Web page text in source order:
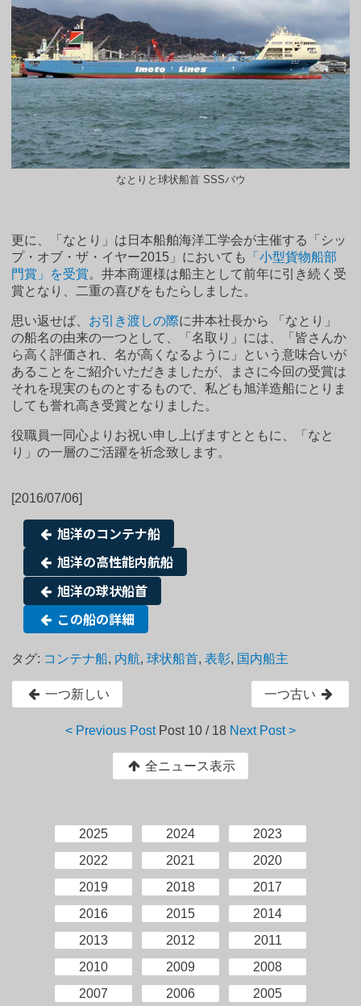
なとりと球状船首 SSSバウ
更に、「なとり」は日本船舶海洋工学会が主催する「シッ
プ・オブ・ザ・イヤー2015」においても
「小型貨物船部
門賞」を受賞。井本商運様は船主として前年に引き続く受
賞となり、二重の喜びをもたらしました。
思い返せば、 お引き渡しの際に井本社長から 「なとり」
の船名の由来の一つとして、「名取り」には、「皆さんか
ら高く評価され、名が高くなるように」という意味合いが
あることをご紹介いただきましたが、まさに今回の受賞は
それを現実のものとするもので、私ども旭洋造船にとりま
しても誉れ高き受賞となりました。
役職員一同心よりお祝い申し上げますとともに、「なと
り」の一層のご活躍を祈念致します。
[2016/07/06]
旭洋のコンテナ船
旭洋の高性能内航船
旭洋の球状船首
この船の詳細
タグ: コンテナ船, 内航,球状船首,表彰, 国内船主
一つ新しい 一つ古い
< Previous Post Post 10 / 18 Next Post >
全ニュース表示
2025 2024
2023
2022
2021
2020
2019
2018
2017
2016
2015
2014
2013
2012
2011
2010
2009
2008
2007
2006
2005